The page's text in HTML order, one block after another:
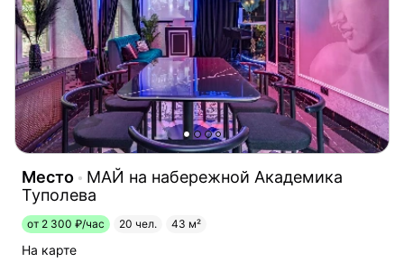
Место
МАЙ на набережной Академика
Туполева
от 2 300 ₽/час 20 чел. 43 м²
На карте